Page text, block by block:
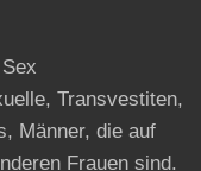
Transvestiten,
Männer, die auf
Frauen sind.